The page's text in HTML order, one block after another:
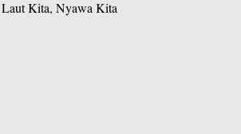
Laut Kita, Nyawa Kita